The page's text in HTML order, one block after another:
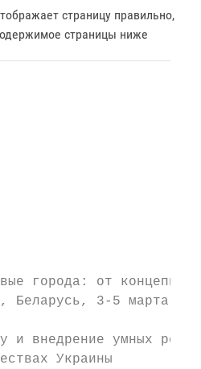
страницу правильно,
страницы ниже
города: от концепции
Беларусь, 3-5 марта
и внедрение умных
Украины